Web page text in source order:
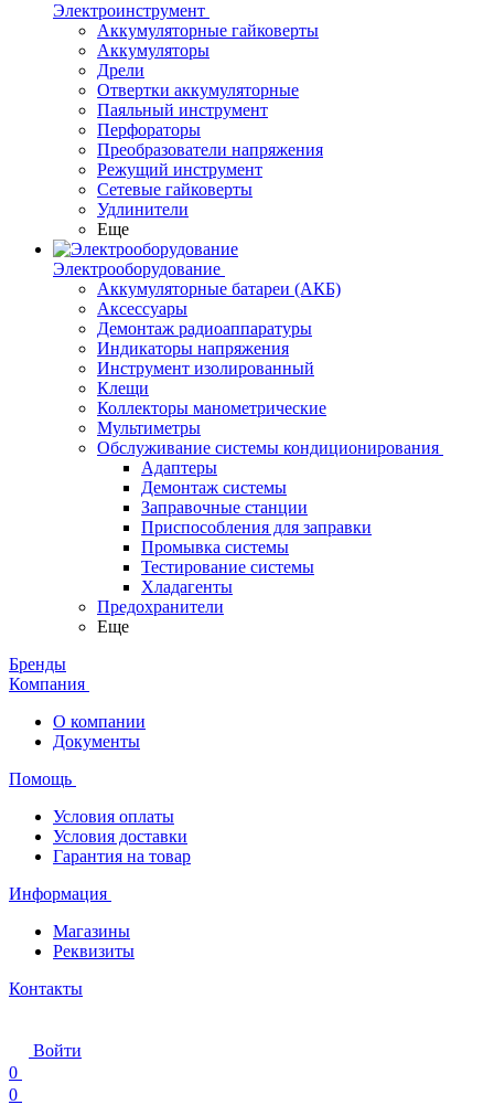
Электроинструмент
Аккумуляторные гайковерты
Аккумуляторы
Дрели
Отвертки аккумуляторные
Паяльный инструмент
Перфораторы
Преобразователи напряжения
Режущий инструмент
Сетевые гайковерты
Удлинители
Еще
Электрооборудование
Аккумуляторные батареи (АКБ)
Аксессуары
Демонтаж радиоаппаратуры
Индикаторы напряжения
Инструмент изолированный
Клещи
Коллекторы манометрические
Мультиметры
Обслуживание системы кондиционирования
Адаптеры
Демонтаж системы
Заправочные станции
Приспособления для заправки
Промывка системы
Тестирование системы
Хладагенты
Предохранители
Еще
Бренды
Компания
О компании
Документы
Помощь
Условия оплаты
Условия доставки
Гарантия на товар
Информация
Магазины
Реквизиты
Контакты
Войти
0
0